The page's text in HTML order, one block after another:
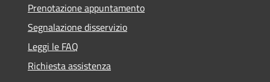
Prenotazione appuntamento
Segnalazione disservizio
Leggi le FAQ
Richiesta assistenza